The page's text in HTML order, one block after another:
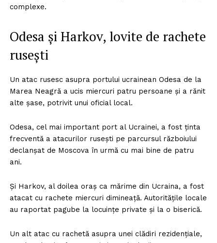
complexe.
Odesa și Harkov, lovite de rachete
rusești
Un atac rusesc asupra portului ucrainean Odesa de la
Marea Neagră a ucis miercuri patru persoane și a rănit
alte șase, potrivit unui oficial local.
Odesa, cel mai important port al Ucrainei, a fost ținta
frecventă a atacurilor rusești pe parcursul războiului
declanșat de Moscova în urmă cu mai bine de patru
ani.
Și Harkov, al doilea oraș ca mărime din Ucraina, a fost
atacat cu rachete miercuri dimineață. Autoritățile locale
au raportat pagube la locuințe private și la o biserică.
Un alt atac cu rachetă asupra unei clădiri rezidențiale,